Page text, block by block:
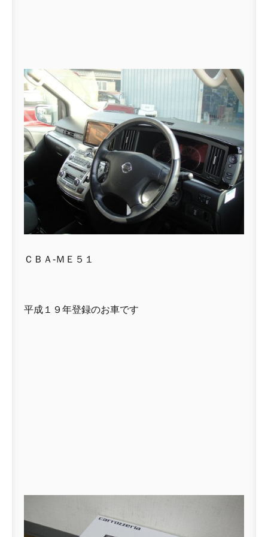
ＣＢＡ-ＭＥ５１
平成１９年登録のお車です